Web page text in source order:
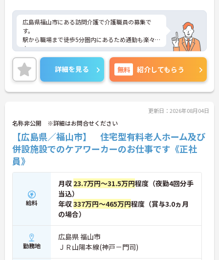
広島県福山市にある訪問介護で介護職員の募集で
す。
駅から職場まで徒歩5分圏内にあるため通勤も楽々
♪
現場経験のない方でもチャレンジできる職場で、丁
寧な研修とフォロー体制で、経験に関わらず安心し
てスタートできます。昇給、賞与があるのは嬉しい
ポイントです◎
こちらの求人にご興味がございましたら面接のポイ
詳細を見る 無料 紹介してもらう
更新日：2026年08月04日
名称非公開 ※詳細はお問合せください
【広島県／福山市】 住宅型有料老人ホーム及び
併設施設でのケアワーカーのお仕事です《正社
員》
給料
月収 23.7万円～31.5万円程度（夜勤4回分手
当込）
年収337万円～465万円程度（賞与3.0ヵ月
の場合）
勤務地
広島県 福山市
ＪＲ山陽本線(神戸－門司)